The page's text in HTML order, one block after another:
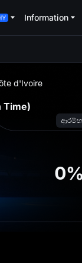
Information
d'Ivoire
Time)
0%